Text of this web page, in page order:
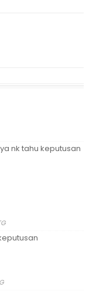
nk tahu keputusan